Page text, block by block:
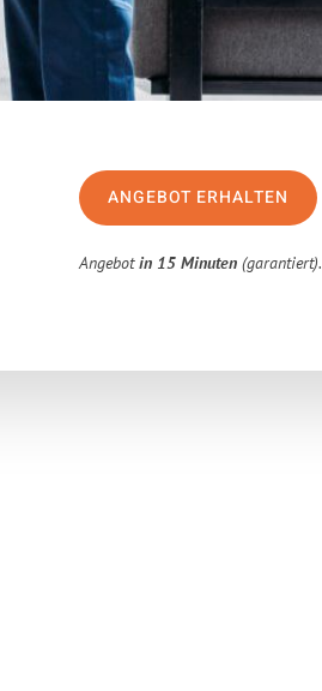
ANGEBOT ERHALTEN
Angebotin 15 Minuten (garantiert).